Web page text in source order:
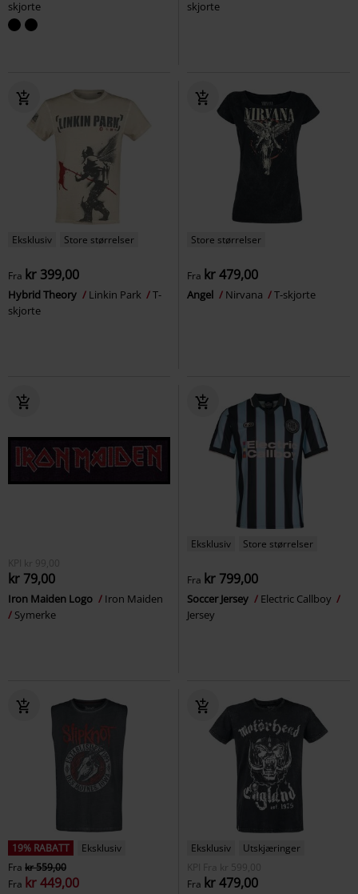
skjorte skjorte
Eksklusiv Store størrelser
Fra kr 399,00
Hybrid Theory Linkin Park
T-
skjorte
Store størrelser
Fra kr 479,00
Angel Nirvana T-skjorte
KPI kr 99,00
kr 79,00
Iron Maiden Logo
Iron Maiden
Symerke
Eksklusiv Store størrelser
Fra kr 799,00
Soccer Jersey
Electric Callboy
Jersey
19% RABATT
Eksklusiv
Fra kr 559,00
Fra kr 449,00
Eksklusiv
Utskjæringer
KPI
Fra kr 599,00
Fra kr 479,00